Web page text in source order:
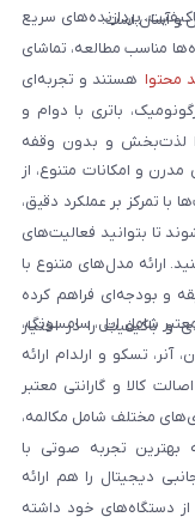
و آسان است.
پردازنده‌های سریع
مناسب مطالعه، تماشای
محتوا هستند و تجربه‌ای
باتری با دوام و
را لذت‌بخش و بدون وقفه
مدرن و امکانات متنوع، از
تمرکز بر عملکرد دقیق،
تا بتوانید فعالیت‌های
ارائه مدل‌های متنوع با
و بودجه‌ای فراهم کرده
باکیفیت را در اختیار
شامل اپل، سامسونگ،
آنر، تسکو و ارلدام ارائه
کالا و گارانتی معتبر
مختلف شامل مکالمه،
بهترین تجربه صوتی با
دیجیتال را هم ارائه
از دستگاه‌های خود داشته